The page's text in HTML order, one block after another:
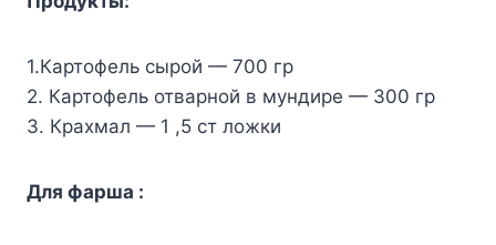
1.Картофель сырой — 700 гр
2. Картофель отварной в мундире — 300 гр
3. Крахмал — 1 ,5 ст ложки
Для фарша :